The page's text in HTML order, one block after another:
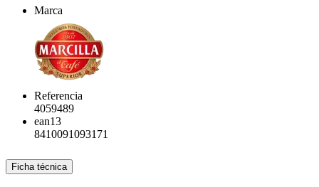
Marca
Referencia
4059489
ean13
8410091093171
Ficha técnica